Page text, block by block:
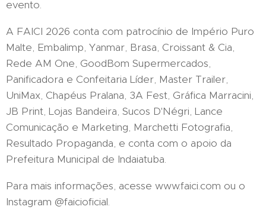
evento.
A FAICI 2026 conta com patrocínio de Império Puro
Malte, Embalimp, Yanmar, Brasa, Croissant & Cia,
Rede AM One, GoodBom Supermercados,
Panificadora e Confeitaria Líder, Master Trailer,
UniMax, Chapéus Pralana, 3A Fest, Gráfica Marracini,
JB Print, Lojas Bandeira, Sucos D'Négri, Lance
Comunicação e Marketing, Marchetti Fotografia,
Resultado Propaganda, e conta com o apoio da
Prefeitura Municipal de Indaiatuba.
Para mais informações, acesse www.faici.com ou o
Instagram @faicioficial.